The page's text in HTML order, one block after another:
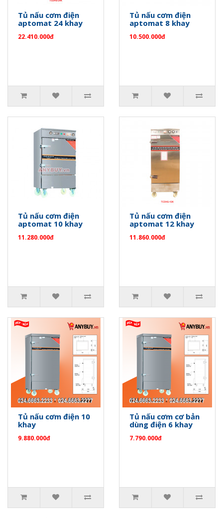
Tủ nấu cơm điện
aptomat 24 khay
22.410.000đ
Tủ nấu cơm điện
aptomat 8 khay
10.500.000đ
Tủ nấu cơm điện
aptomat 10 khay
11.280.000đ
Tủ nấu cơm điện
aptomat 12 khay
11.860.000đ
Tủ nấu cơm điện 10
khay
9.880.000đ
Tủ nấu cơm cơ bản
dùng điện 6 khay
7.790.000đ